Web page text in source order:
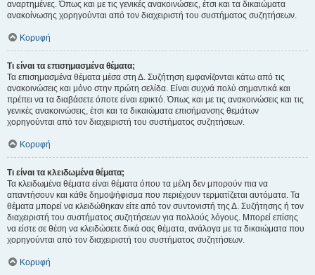
αναρτημένες. Όπως και με τις γενικές ανακοινώσεις, έτσι και τα δικαιώματα
ανακοίνωσης χορηγούνται από τον διαχειριστή του συστήματος συζητήσεων.
Κορυφή
Τι είναι τα επισημασμένα θέματα;
Τα επισημασμένα θέματα μέσα στη Δ. Συζήτηση εμφανίζονται κάτω από τις
ανακοινώσεις και μόνο στην πρώτη σελίδα. Είναι συχνά πολύ σημαντικά και
πρέπει να τα διαβάσετε όποτε είναι εφικτό. Όπως και με τις ανακοινώσεις και τις
γενικές ανακοινώσεις, έτσι και τα δικαιώματα επισήμανσης θεμάτων
χορηγούνται από τον διαχειριστή του συστήματος συζητήσεων.
Κορυφή
Τι είναι τα κλειδωμένα θέματα;
Τα κλειδωμένα θέματα είναι θέματα όπου τα μέλη δεν μπορούν πια να
απαντήσουν και κάθε δημοψήφισμα που περιέχουν τερματίζεται αυτόματα. Τα
θέματα μπορεί να κλειδώθηκαν είτε από τον συντονιστή της Δ. Συζήτησης ή τον
διαχειριστή του συστήματος συζητήσεων για πολλούς λόγους. Μπορεί επίσης
να είστε σε θέση να κλειδώσετε δικά σας θέματα, ανάλογα με τα δικαιώματα που
χορηγούνται από τον διαχειριστή του συστήματος συζητήσεων.
Κορυφή